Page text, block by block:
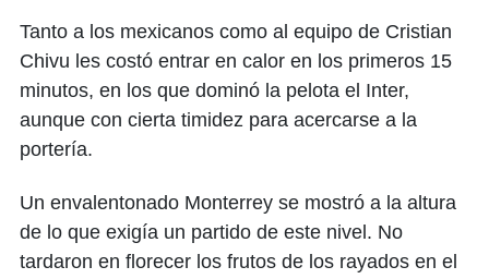
Tanto a los mexicanos como al equipo de Cristian
Chivu les costó entrar en calor en los primeros 15
minutos, en los que dominó la pelota el Inter,
aunque con cierta timidez para acercarse a la
portería.
Un envalentonado Monterrey se mostró a la altura
de lo que exigía un partido de este nivel. No
tardaron en florecer los frutos de los rayados en el